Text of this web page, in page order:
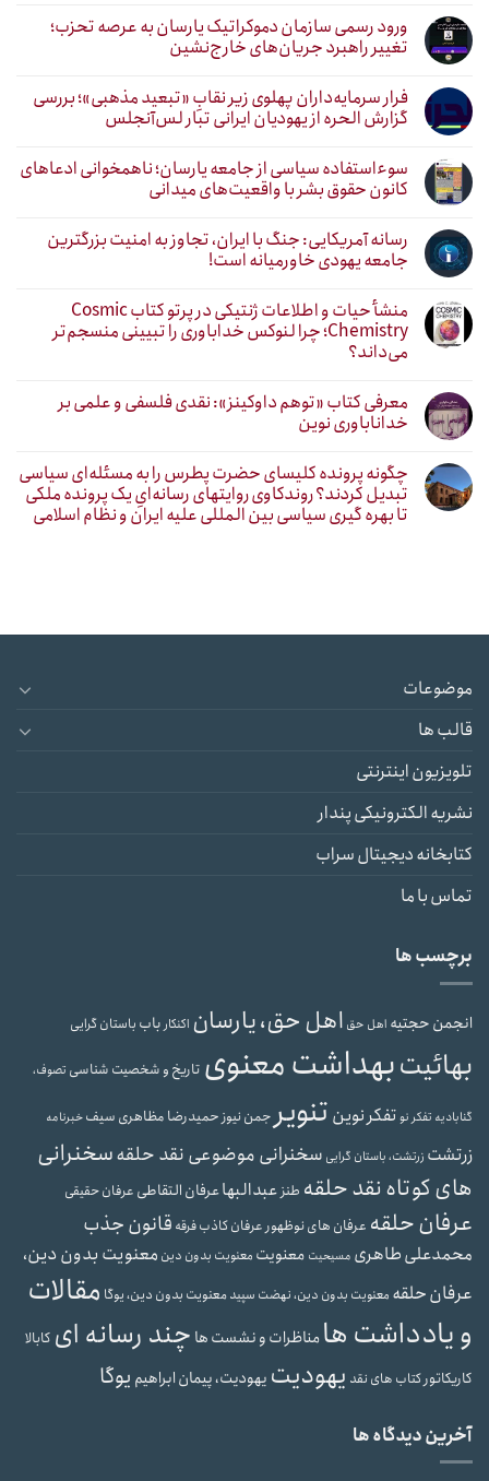
ورود رسمی سازمان دموکراتیک یارسان به عرصه تحزب؛
تغییر راهبرد جریان‌های خارج‌نشین
فرار سرمایه‌داران پهلوی زیر نقابِ «تبعید مذهبی»؛ بررسی
گزارش الحره از یهودیان ایرانی تبار لس‌آنجلس
سوءاستفاده سیاسی از جامعه یارسان؛ ناهمخوانی ادعاهای
کانون حقوق بشر با واقعیت‌های میدانی
رسانه آمریکایی: جنگ با ایران، تجاوز به امنیت بزرگترین
جامعه یهودی خاورمیانه است!
منشأ حیات و اطلاعات ژنتیکی در پرتو کتاب Cosmic
Chemistry؛ چرا لنوکس خداباوری را تبیینی منسجم‌تر
می‌داند؟
معرفی کتاب «توهم داوکینز»: نقدی فلسفی و علمی بر
خداناباوری نوین
چگونه پرونده کلیسای حضرت پطرس را به مسئله‌ای سیاسی
تبدیل کردند؟ روندکاوی روایتهای رسانه‌ایِ یک پرونده ملکی
تا بهره گیری سیاسی بین المللی علیه ایران و نظام اسلامی
موضوعات
قالب ها
تلویزیون اینترنتی
نشریه الکترونیکی پندار
کتابخانه دیجیتال سراب
تماس با ما
برچسب ها
انجمن حجتیه اهل حق اهل حق، یارسان اکنکارباب باستان گرایی
بهائیتبهداشت معنوی تاریخ و شخصیت شناسی تصوف،
گنابادیه تفکر نوتفکر نوین تنویر جمن نیوزحمیدرضا مظاهری سیفخبرنامه
زرتشت زرتشت، باستان گرایی سخنرانی موضوعی نقد حلقهسخنرانی
های کوتاه نقد حلقه طنزعبدالبهاعرفان التقاطی عرفان حقیقی
عرفان حلقه عرفان های نوظهور عرفان کاذبفرقه قانون جذب
محمدعلی طاهری مسیحیت معنویت معنویت بدون دین معنویت بدون دین،
عرفان حلقه معنویت بدون دین، نهضت سپیدمعنویت بدون دین، یوگا مقالات
و یادداشت هامناظرات و نشست ها چند رسانه ای کابالا
کاریکاتور کتاب های نقد یهودیت یهودیت، پیمان ابراهیم یوگا
آخرین دیدگاه ها